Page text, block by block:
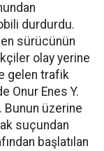
durdurdu.
sürücünün
olay yerine
gelen trafik
Onur Enes Y.
Bunun üzerine
suçundan
başlatılan